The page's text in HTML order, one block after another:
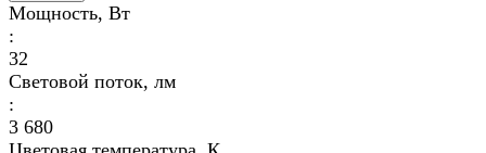
Мощность, Вт
:
32
Световой поток, лм
:
3 680